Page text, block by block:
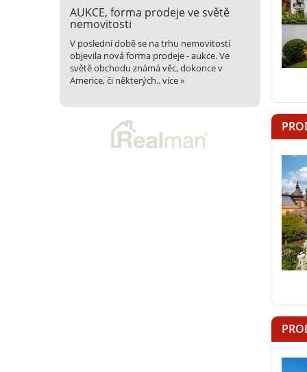
AUKCE, forma prodeje ve světě
nemovitosti
V poslední době se na trhu nemovitostí
objevila nová forma prodeje - aukce. Ve
světě obchodu známá věc, dokonce v
Americe, či některých..více »